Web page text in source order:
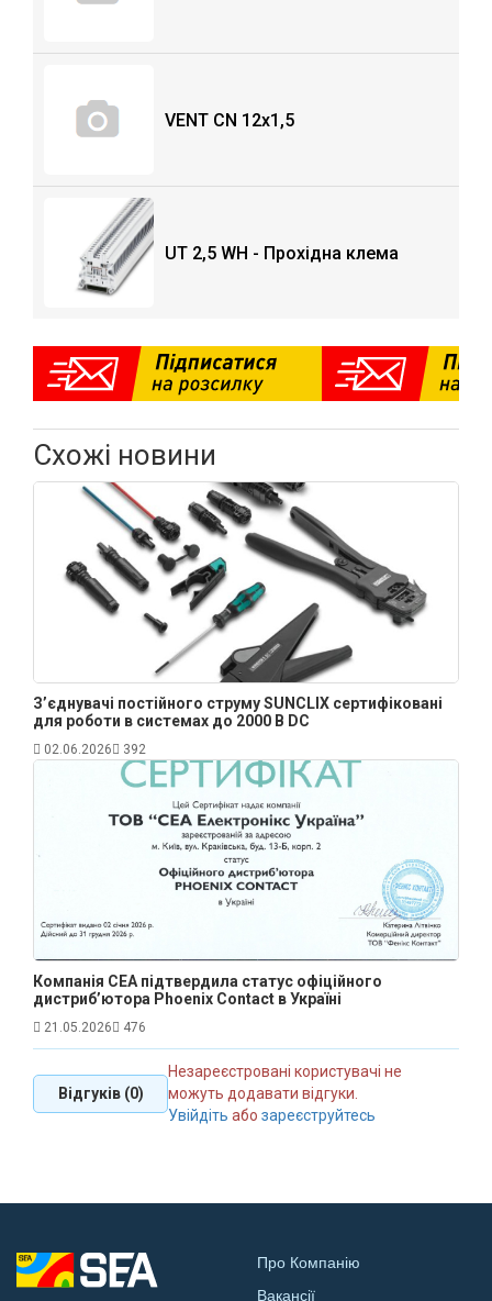
VENT CN 12x1,5
UT 2,5 WH - Прохідна клема
Схожі новини
З’єднувачі постійного струму SUNCLIX сертифіковані
для роботи в системах до 2000 В DC
02.06.2026 392
Компанія СЕА підтвердила статус офіційного
дистриб’ютора Phoenix Contact в Україні
21.05.2026 476
Відгуків (0)
Незареєстровані користувачі не
можуть додавати відгуки.
Увійдіть абозареєструйтесь
Про Компанію
Вакансії